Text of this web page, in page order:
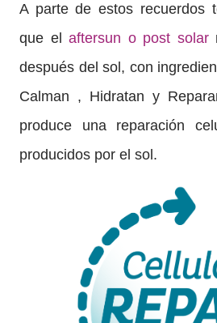
A parte de estos recuerdos
que el aftersun o post solar
después del sol, con
Calman , Hidratan y
produce una reparación
producidos por el sol.